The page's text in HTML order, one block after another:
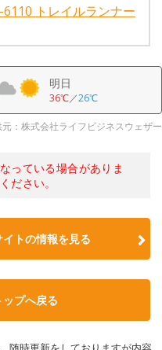
トレイルランナー
明日
36℃／26℃
：株式会社ライフビジネスウェザー
っている場合がありま
ださい。
イトの情報を見る
プへ戻る